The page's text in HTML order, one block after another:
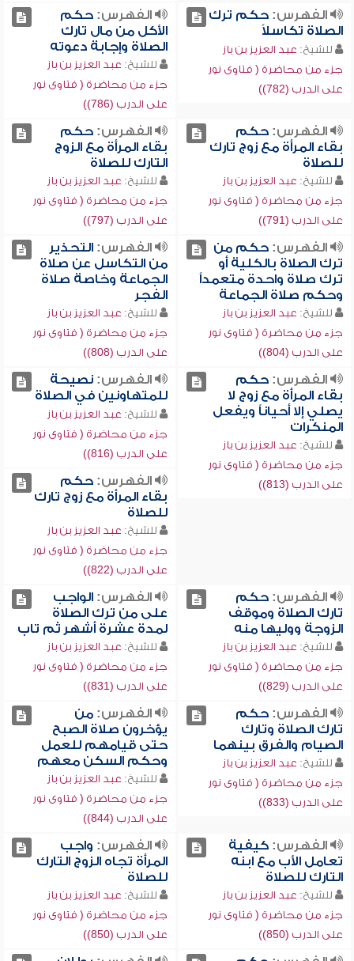
الفهرس:حكم ترك
الصلاة تكاسلاً
للشيخ: عبد العزيز بن باز
جزء من محاضرة ( فتاوى نور
على الدرب (782))
الفهرس:حكم
الأكل من مال تارك
الصلاة وإجابة دعوته
للشيخ: عبد العزيز بن باز
جزء من محاضرة ( فتاوى نور
على الدرب (786))
الفهرس:حكم
بقاء المرأة مع زوج تارك
للصلاة
للشيخ: عبد العزيز بن باز
جزء من محاضرة ( فتاوى نور
على الدرب (791))
الفهرس:حكم
بقاء المرأة مع الزوج
التارك للصلاة
للشيخ: عبد العزيز بن باز
جزء من محاضرة ( فتاوى نور
على الدرب (797))
الفهرس:حكم من
ترك الصلاة بالكلية أو
ترك صلاة واحدة متعمداً
وحكم صلاة الجماعة
للشيخ: عبد العزيز بن باز
جزء من محاضرة ( فتاوى نور
على الدرب (804))
الفهرس:التحذير
من التكاسل عن صلاة
الجماعة وخاصة صلاة
الفجر
للشيخ: عبد العزيز بن باز
جزء من محاضرة ( فتاوى نور
على الدرب (808))
الفهرس:حكم
بقاء المرأة مع زوج لا
يصلي إلا أحياناً ويفعل
المنكرات
للشيخ: عبد العزيز بن باز
جزء من محاضرة ( فتاوى نور
على الدرب (813))
الفهرس:نصيحة
للمتهاونين في الصلاة
للشيخ: عبد العزيز بن باز
جزء من محاضرة ( فتاوى نور
على الدرب (816))
الفهرس:حكم
بقاء المرأة مع زوج تارك
للصلاة
للشيخ: عبد العزيز بن باز
جزء من محاضرة ( فتاوى نور
على الدرب (822))
الفهرس:حكم
تارك الصلاة وموقف
الزوجة ووليها منه
للشيخ: عبد العزيز بن باز
جزء من محاضرة ( فتاوى نور
على الدرب (829))
الفهرس:الواجب
على من ترك الصلاة
لمدة عشرة أشهر ثم تاب
للشيخ: عبد العزيز بن باز
جزء من محاضرة ( فتاوى نور
على الدرب (831))
الفهرس:حكم
تارك الصلاة وتارك
الصيام والفرق بينهما
للشيخ: عبد العزيز بن باز
جزء من محاضرة ( فتاوى نور
على الدرب (833))
الفهرس:من
يؤخرون صلاة الصبح
حتى قيامهم للعمل
وحكم السكن معهم
للشيخ: عبد العزيز بن باز
جزء من محاضرة ( فتاوى نور
على الدرب (844))
الفهرس:كيفية
تعامل الأب مع ابنه
التارك للصلاة
للشيخ: عبد العزيز بن باز
جزء من محاضرة ( فتاوى نور
على الدرب (850))
الفهرس: واجب
المرأة تجاه الزوج التارك
للصلاة
للشيخ: عبد العزيز بن باز
جزء من محاضرة ( فتاوى نور
على الدرب (850))